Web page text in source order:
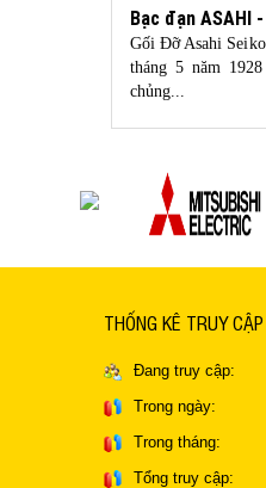
Bạc đạn ASAHI
Gối Đỡ Asahi
tháng 5 năm
chủng...
THỐNG KÊ TRUY CẬP
Đang truy cập:
Trong ngày:
Trong tháng:
Tổng truy cập: